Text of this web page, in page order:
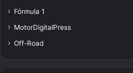
Fórmula 1
MotorDigitalPress
Off-Road